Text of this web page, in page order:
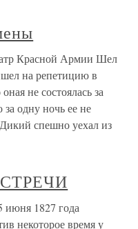
Красной Армии Шел
на репетицию в
не состоялась за
одну ночь ее не
спешно уехал из
1827 года
некоторое время у